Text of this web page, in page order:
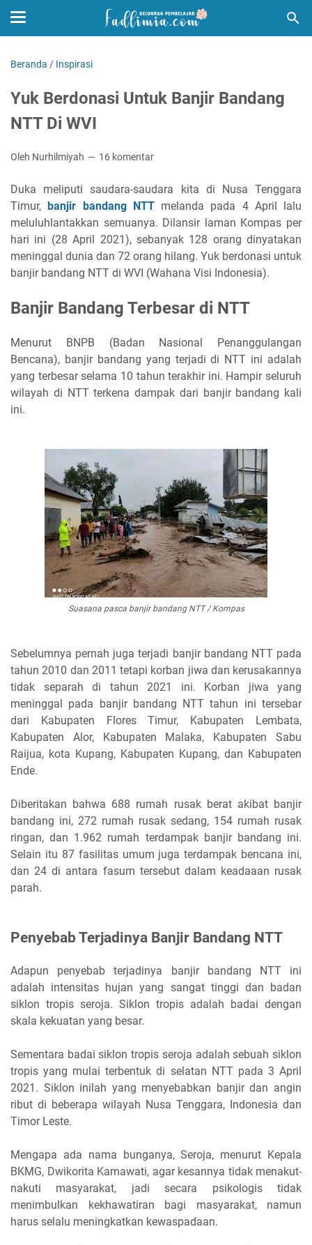
Beranda / Inspirasi
Yuk Berdonasi Untuk Banjir Bandang
NTT Di WVI
Oleh Nurhilmiyah 16 komentar
Duka meliputi saudara-saudara kita di Nusa Tenggara
Timur,banjir bandang NTT melanda pada 4 April lalu
meluluhlantakkan semuanya. Dilansir laman Kompas per
hari ini (28 April 2021), sebanyak 128 orang dinyatakan
meninggal dunia dan 72 orang hilang. Yuk berdonasi untuk
banjir bandang NTT di WVI (Wahana Visi Indonesia).
Banjir Bandang Terbesar di NTT
Menurut BNPB (Badan Nasional Penanggulangan
Bencana), banjir bandang yang terjadi di NTT ini adalah
yang terbesar selama 10 tahun terakhir ini. Hampir seluruh
wilayah di NTT terkena dampak dari banjir bandang kali
ini.
Suasana pasca banjir bandang NTT / Kompas
Sebelumnya pernah juga terjadi banjir bandang NTT pada
tahun 2010 dan 2011 tetapi korban jiwa dan kerusakannya
tidak separah di tahun 2021 ini. Korban jiwa yang
meninggal pada banjir bandang NTT tahun ini tersebar
dari Kabupaten Flores Timur, Kabupaten Lembata,
Kabupaten Alor, Kabupaten Malaka, Kabupaten Sabu
Raijua, kota Kupang, Kabupaten Kupang, dan Kabupaten
Ende.
Diberitakan bahwa 688 rumah rusak berat akibat banjir
bandang ini, 272 rumah rusak sedang, 154 rumah rusak
ringan, dan 1.962 rumah terdampak banjir bandang ini.
Selain itu 87 fasilitas umum juga terdampak bencana ini,
dan 24 di antara fasum tersebut dalam keadaaan rusak
parah.
Penyebab Terjadinya Banjir Bandang NTT
Adapun penyebab terjadinya banjir bandang NTT ini
adalah intensitas hujan yang sangat tinggi dan badan
siklon tropis seroja. Siklon tropis adalah badai dengan
skala kekuatan yang besar.
Sementara badai siklon tropis seroja adalah sebuah siklon
tropis yang mulai terbentuk di selatan NTT pada 3 April
2021. Siklon inilah yang menyebabkan banjir dan angin
ribut di beberapa wilayah Nusa Tenggara, Indonesia dan
Timor Leste.
Mengapa ada nama bunganya, Seroja, menurut Kepala
BKMG, Dwikorita Karnawati, agar kesannya tidak menakut-
nakuti masyarakat, jadi secara psikologis tidak
menimbulkan kekhawatiran bagi masyarakat, namun
harus selalu meningkatkan kewaspadaan.